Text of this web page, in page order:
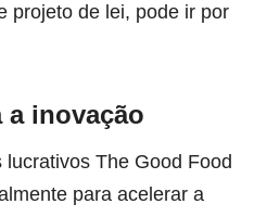
projeto de lei, pode ir por
a inovação
lucrativos The Good Food
para acelerar a